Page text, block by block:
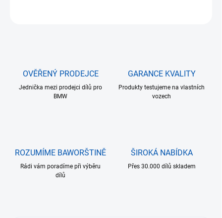
OVĚŘENÝ PRODEJCE
Jednička mezi prodejci dílů pro
BMW
GARANCE KVALITY
Produkty testujeme na vlastních
vozech
ROZUMÍME BAWORŠTINĚ
Rádi vám poradíme při výběru
dílů
ŠIROKÁ NABÍDKA
Přes 30.000 dílů skladem